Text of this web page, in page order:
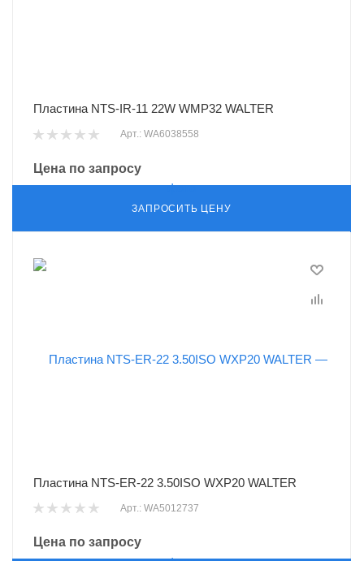
Пластина NTS-IR-11 22W WMP32 WALTER
Арт.: WA6038558
Цена по запросу
ЗАПРОСИТЬ ЦЕНУ
Пластина NTS-ER-22 3.50ISO WXP20 WALTER
Арт.: WA5012737
Цена по запросу